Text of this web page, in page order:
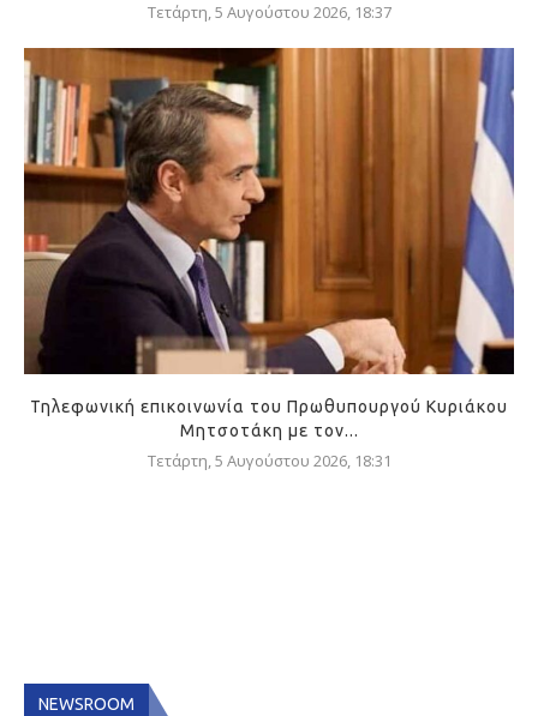
Τετάρτη, 5 Αυγούστου 2026, 18:37
Τηλεφωνική επικοινωνία του Πρωθυπουργού Κυριάκου
Μητσοτάκη με τον...
Τετάρτη, 5 Αυγούστου 2026, 18:31
NEWSROOM